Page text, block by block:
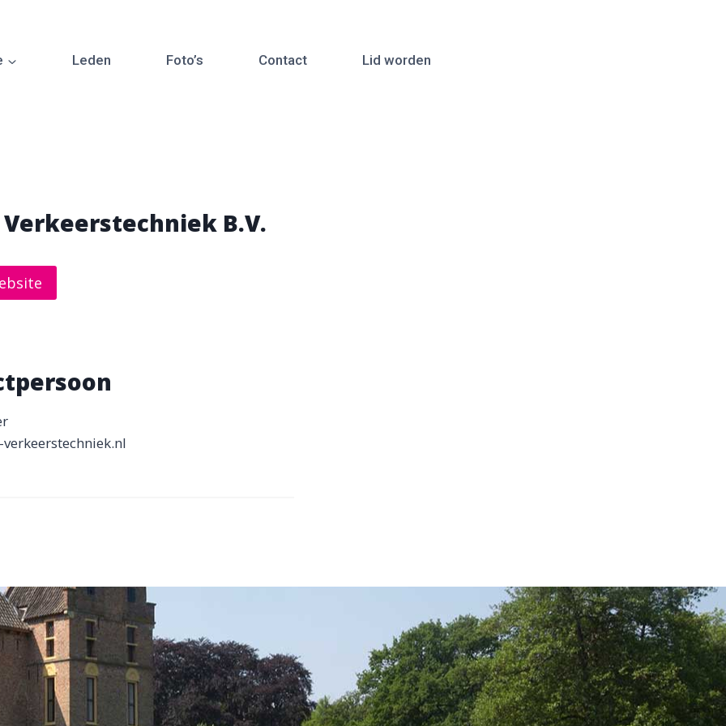
Leden Foto’s Contact Lid worden
B.V.